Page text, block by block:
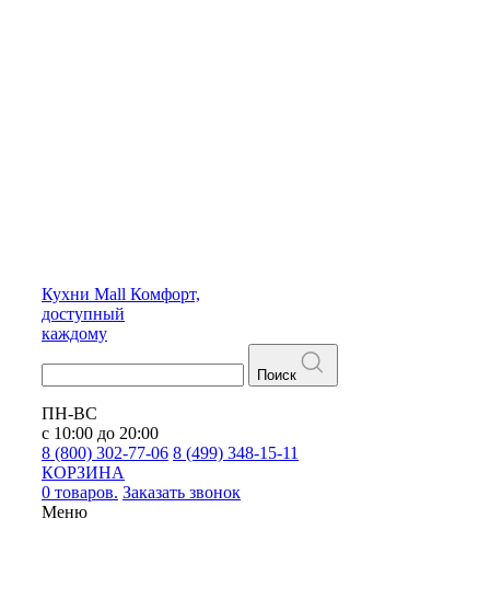
Кухни Mall Комфорт,
доступный
каждому
Поиск
ПН-ВС
с 10:00 до 20:00
8 (800) 302-77-06 8 (499) 348-15-11
КОРЗИНА
0 товаров. Заказать звонок
Меню